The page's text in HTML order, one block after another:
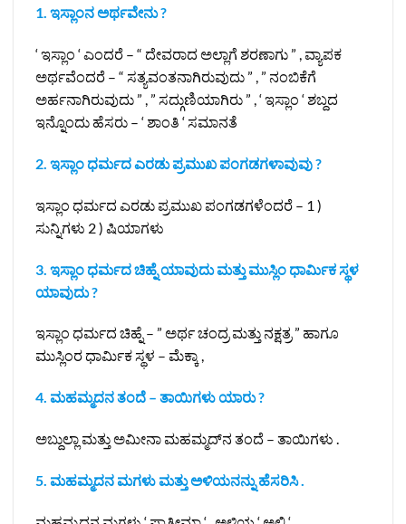
1. ಇಸ್ಲಾಂನ ಅರ್ಥವೇನು ?
‘ ಇಸ್ಲಾಂ ‘ ಎಂದರೆ – “ ದೇವರಾದ ಅಲ್ಲಾಗೆ ಶರಣಾಗು ” , ವ್ಯಾಪಕ
ಅರ್ಥವೆಂದರೆ – “ ಸತ್ಯವಂತನಾಗಿರುವುದು ” , ” ನಂಬಿಕೆಗೆ
ಅರ್ಹನಾಗಿರುವುದು ” , ” ಸದ್ಗುಣಿಯಾಗಿರು ” , ‘ ಇಸ್ಲಾಂ ‘ ಶಬ್ದದ
ಇನ್ನೊಂದು ಹೆಸರು – ‘ ಶಾಂತಿ ‘ ಸಮಾನತೆ
2. ಇಸ್ಲಾಂ ಧರ್ಮದ ಎರಡು ಪ್ರಮುಖ ಪಂಗಡಗಳಾವುವು ?
ಇಸ್ಲಾಂ ಧರ್ಮದ ಎರಡು ಪ್ರಮುಖ ಪಂಗಡಗಳೆಂದರೆ – 1 )
ಸುನ್ನಿಗಳು 2 ) ಷಿಯಾಗಳು
3. ಇಸ್ಲಾಂ ಧರ್ಮದ ಚಿಹ್ನೆ ಯಾವುದು ಮತ್ತು ಮುಸ್ಲಿಂ ಧಾರ್ಮಿಕ ಸ್ಥಳ
ಯಾವುದು ?
ಇಸ್ಲಾಂ ಧರ್ಮದ ಚಿಹ್ನೆ – ” ಅರ್ಥ ಚಂದ್ರ ಮತ್ತು ನಕ್ಷತ್ರ ” ಹಾಗೂ
ಮುಸ್ಲಿಂರ ಧಾರ್ಮಿಕ ಸ್ಥಳ – ಮೆಕ್ಕಾ ,
4. ಮಹಮ್ಮದನ ತಂದೆ – ತಾಯಿಗಳು ಯಾರು ?
ಅಬ್ದುಲ್ಲಾ ಮತ್ತು ಅಮೀನಾ ಮಹಮ್ಮದ್‌ನ ತಂದೆ – ತಾಯಿಗಳು .
5. ಮಹಮ್ಮದನ ಮಗಳು ಮತ್ತು ಅಳಿಯನನ್ನು ಹೆಸರಿಸಿ .